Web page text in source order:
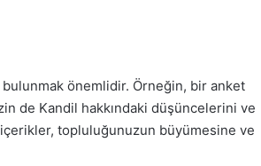
önemlidir. Örneğin, bir anket
de Kandil hakkındaki düşüncelerini ve
topluluğunuzun büyümesine ve